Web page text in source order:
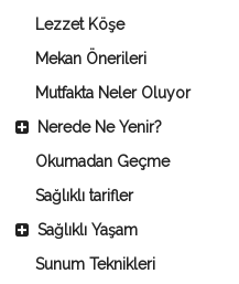
Lezzet Köşe
Mekan Önerileri
Mutfakta Neler Oluyor
Nerede Ne Yenir?
Okumadan Geçme
Sağlıklı tarifler
Sağlıklı Yaşam
Sunum Teknikleri